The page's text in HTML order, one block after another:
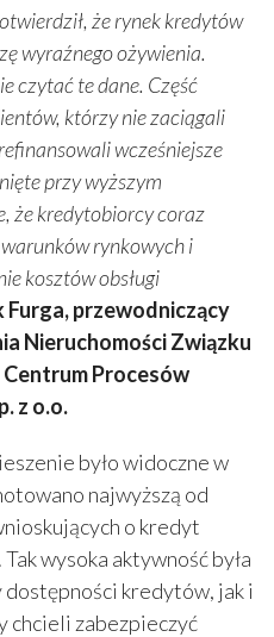
że rynek kredytów
wyraźnego ożywienia.
czytać te dane. Część
którzy nie zaciągali
wcześniejsze
przy wyższym
że kredytobiorcy coraz
rynkowych i
kosztów obsługi
Furga, przewodniczący
Nieruchomości Związku
Procesów
z o.o.
było widoczne w
najwyższą od
o kredyt
wysoka aktywność była
kredytów, jak i
chcieli zabezpieczyć